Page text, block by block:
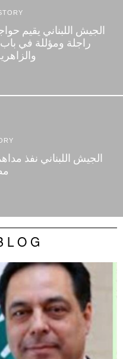
الجيش اللبناني يقيم
راجلة ومؤللة في باب
اﻟﺠﻴﺶ اﻟﻠﺒﻨﺎﻧﻲ ﻧﻔﺬ